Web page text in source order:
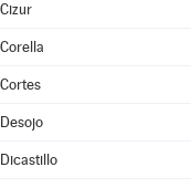
Cizur
Corella
Cortes
Desojo
Dicastillo